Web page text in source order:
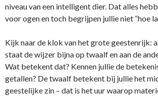
niveau van een intelligent dier. Dat alles
voor ogen en toch begrijpen jullie niet “hoe
Kijk naar de klok van het grote geestenrijk:
staat de wijzer bijna op twaalf en aan de
Wat betekent dat? Kennen jullie de
getallen? De twaalf betekent bij jullie het
geestelijke zin – dat is het uur waarop